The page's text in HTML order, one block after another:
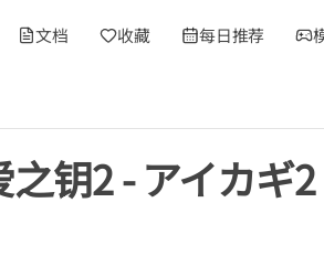
文档 收藏 每日推荐
之钥2 - アイカギ2